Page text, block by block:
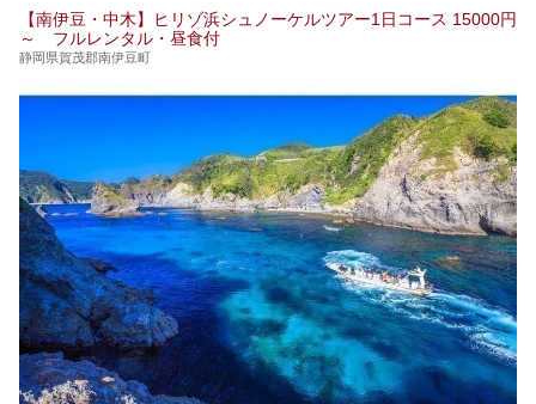
【南伊豆・中木】ヒリゾ浜シュノーケルツアー1日コース 15000円
～ フルレンタル・昼食付
静岡県賀茂郡南伊豆町